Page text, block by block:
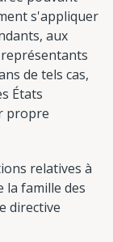
s'appliquer
aux
de tels cas,
États
propre
relatives à
la famille des
directive